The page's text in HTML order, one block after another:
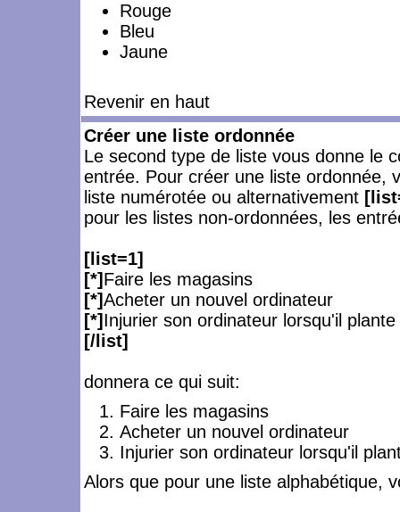
Rouge
Bleu
Jaune
Revenir en haut
Créer une liste ordonnée
Le second type de liste vous donne le
entrée. Pour créer une liste ordonnée,
liste numérotée ou alternativement
pour les listes non-ordonnées, les
[list=1]
[*] Faire les magasins
[*]Acheter un nouvel ordinateur
[*] Injurier son ordinateur lorsqu'il plante
[/list]
donnera ce qui suit:
Faire les magasins
Acheter un nouvel ordinateur
Injurier son ordinateur lorsqu'il
Alors que pour une liste alphabétique,